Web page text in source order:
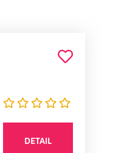
DETAIL